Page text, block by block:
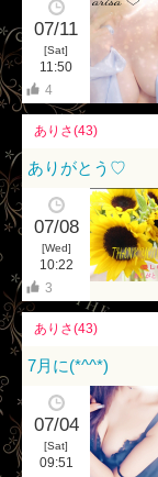
07/11
[Sat]
11:50
4
ありさ(43)
ありがとう♡
07/08
[Wed]
10:22
3
ありさ(43)
7月に(*^^*)
07/04
[Sat]
09:51